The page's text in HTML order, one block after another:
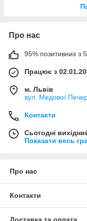
Про нас
95% позитивних з
Працює з
м. Львів
вул. Медової
Контакти
Сьогодні
Показати весь
Про нас
Контакти